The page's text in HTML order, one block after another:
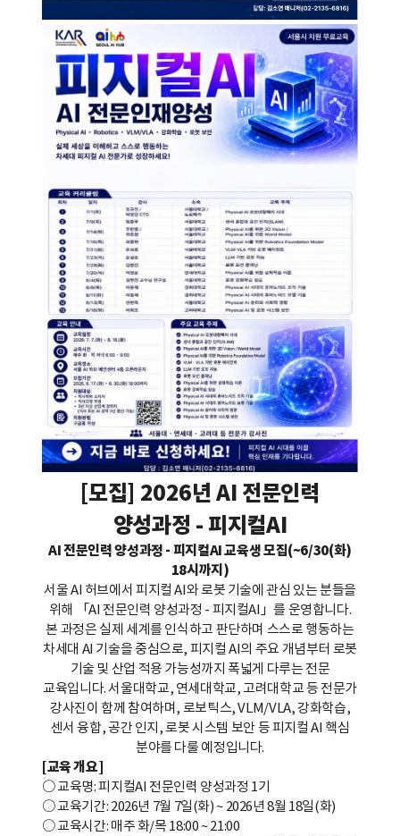
[모집] 2026년 AI 전문인력
양성과정 - 피지컬AI
AI 전문인력 양성과정 - 피지컬AI 교육생 모집(~6/30(화)
18시까지)
서울 AI 허브에서 피지컬 AI와 로봇 기술에 관심 있는 분들을
위해 「AI 전문인력 양성과정 - 피지컬AI」를 운영합니다.
본 과정은 실제 세계를 인식하고 판단하며 스스로 행동하는
차세대 AI 기술을 중심으로, 피지컬 AI의 주요 개념부터 로봇
기술 및 산업 적용 가능성까지 폭넓게 다루는 전문
교육입니다. 서울대학교, 연세대학교, 고려대학교 등 전문가
강사진이 함께 참여하며, 로보틱스, VLM/VLA, 강화학습,
센서 융합, 공간 인지, 로봇 시스템 보안 등 피지컬 AI 핵심
분야를 다룰 예정입니다.
[교육 개요]
○ 교육명: 피지컬AI 전문인력 양성과정 1기
○ 교육기간: 2026년 7월 7일(화) ~ 2026년 8월 18일(화)
○ 교육시간: 매주 화/목 18:00 ~ 21:00